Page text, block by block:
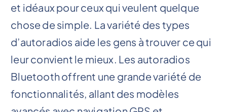
et idéaux pour ceux qui veulent quelque
chose de simple. La variété des types
d’autoradios aide les gens à trouver ce qui
leur convient le mieux. Les autoradios
Bluetooth offrent une grande variété de
fonctionnalités, allant des modèles